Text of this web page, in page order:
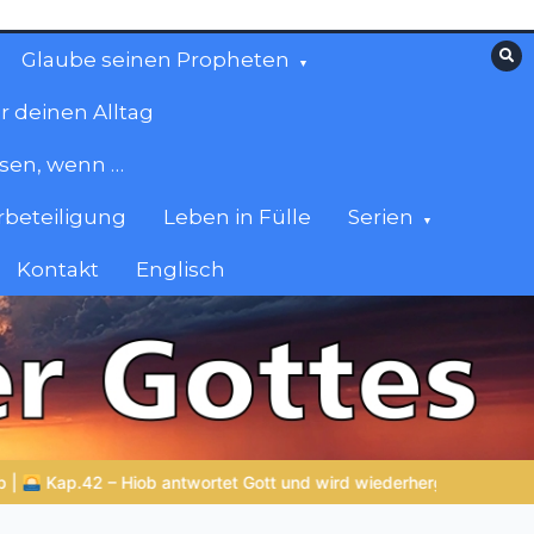
Glaube seinen Propheten
deinen Alltag
wenn …
Leben in Fülle Serien
Kontakt Englisch
ZURÜCK ZUR QUELLE DES LEBENS | Das Gebet,